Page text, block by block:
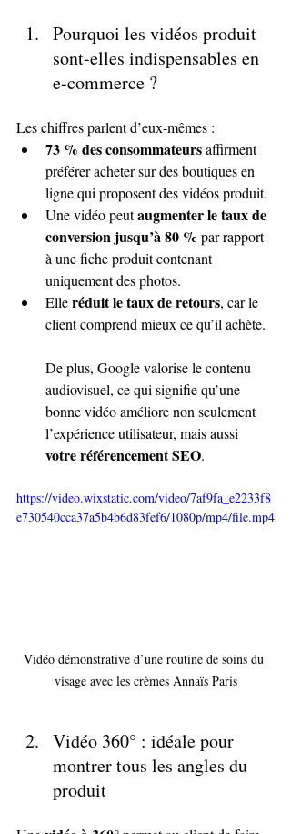
Pourquoi les vidéos produit
sont-elles indispensables en
e-commerce ?
Les chiffres parlent d’eux-mêmes :
73 % des consommateurs affirment
préférer acheter sur des boutiques en
ligne qui proposent des vidéos produit.
Une vidéo peut augmenter le taux de
conversion jusqu’à 80 % par rapport
à une fiche produit contenant
uniquement des photos.
Elle réduit le taux de retours, car le
client comprend mieux ce qu’il achète.
De plus, Google valorise le contenu
audiovisuel, ce qui signifie qu’une
bonne vidéo améliore non seulement
l’expérience utilisateur, mais aussi
votre référencement SEO.
https://video.wixstatic.com/video/7af9fa_e2233f8
e730540cca37a5b4b6d83fef6/1080p/mp4/file.mp4
Vidéo démonstrative d’une routine de soins du
visage avec les crèmes Annaïs Paris
Vidéo 360° : idéale pour
montrer tous les angles du
produit